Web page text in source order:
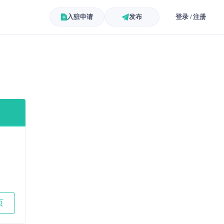
入驻申请 发布 登录 / 注册